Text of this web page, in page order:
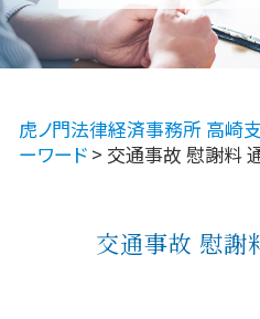
虎ノ門法律経済事務所 高崎
ーワード > 交通事故 慰謝料
交通事故 慰謝